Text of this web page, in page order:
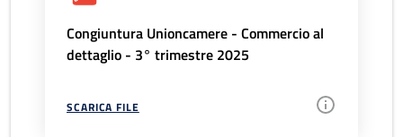
Congiuntura Unioncamere - Commercio al
dettaglio - 3° trimestre 2025
SCARICA FILE